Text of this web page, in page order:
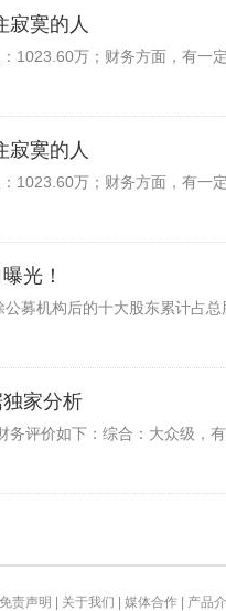
寂寞的人
1023.60万；财务方面，有一
寂寞的人
1023.60万；财务方面，有一
光！
募机构后的十大股东累计占
家分析
务评价如下：综合：大众级，
免责声明 关于我们 媒体合作
产品